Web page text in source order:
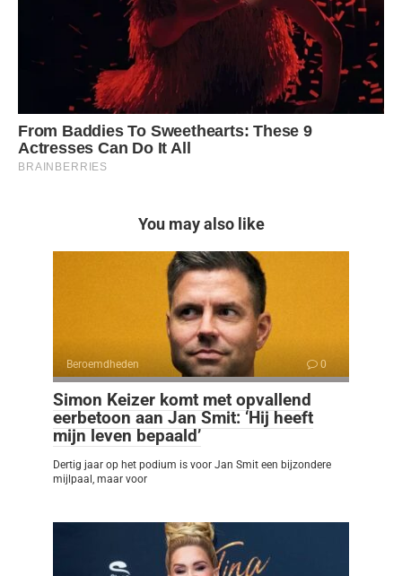
You may also like
Beroemdheden 0
Simon Keizer komt met opvallend
eerbetoon aan Jan Smit: ‘Hij heeft
mijn leven bepaald’
Dertig jaar op het podium is voor Jan Smit een bijzondere
mijlpaal, maar voor